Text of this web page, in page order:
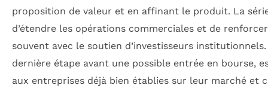
proposition de valeur et en affinant le produit. La
d’étendre les opérations commerciales et de
souvent avec le soutien d’investisseurs institutionnels.
dernière étape avant une possible entrée en bourse,
aux entreprises déjà bien établies sur leur marché et